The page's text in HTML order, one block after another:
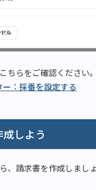
ちらをご確認ください。
：採番を設定する
しよう
、請求書を作成しましょ